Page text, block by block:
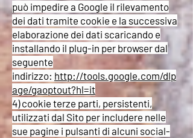
può impedire a Google il rilevamento
dei dati tramite cookie e la successiva
elaborazione dei dati scaricando e
installando il plug-in per browser dal
seguente
indirizzo: http://tools.google.com/dlp
age/gaoptout?hl=it
4) cookie terze parti, persistenti,
utilizzati dal Sito per includere nelle
sue pagine i pulsanti di alcuni social-